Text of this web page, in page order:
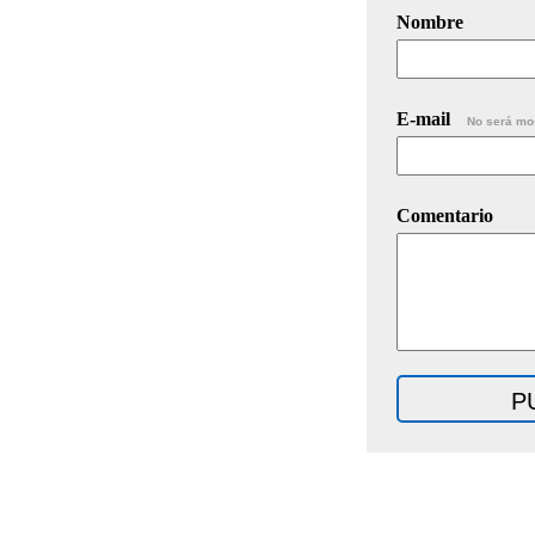
Nombre
E-mail No será
Comentario